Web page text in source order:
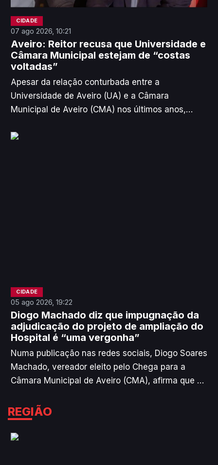
CIDADE
07 ago 2026, 10:21
Aveiro: Reitor recusa que Universidade e
Câmara Municipal estejam de “costas
voltadas”
Apesar da relação conturbada entre a
Universidade de Aveiro (UA) e a Câmara
Municipal de Aveiro (CMA) nos últimos anos,
que as instituições “não podem estar de costas
CIDADE
05 ago 2026, 19:22
Diogo Machado diz que impugnação da
adjudicação do projeto de ampliação do
Hospital é “uma vergonha”
Numa publicação nas redes sociais, Diogo Soares
Machado, vereador eleito pelo Chega para a
Câmara Municipal de Aveiro (CMA), afirma que a
ampliação do Hospital é “uma vergonha”. O
autarca acusa o Governo e a Administração da
Unidade Local de Saúde da Região de Aveiro de
REGIÃO